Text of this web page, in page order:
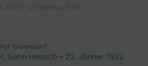
Kobersdorf
Sohn Henoch – 22. Jänner 1822